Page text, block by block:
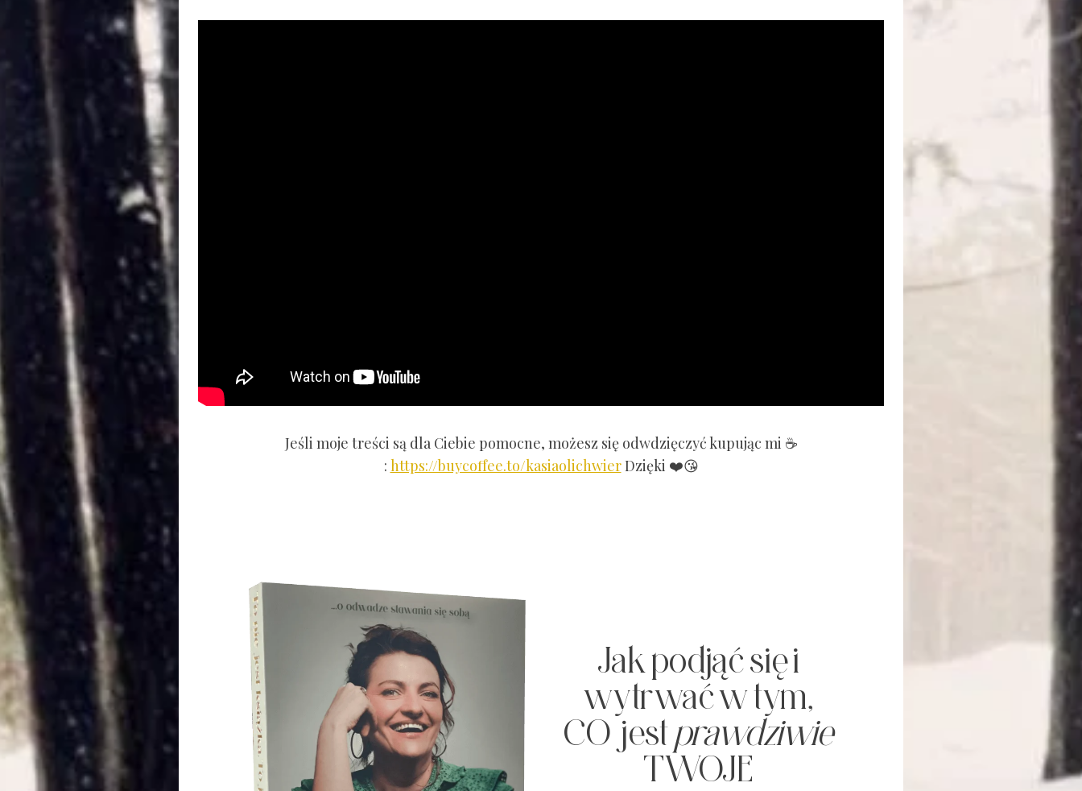
Jeśli moje treści są dla Ciebie pomocne, możesz się odwdzięczyć kupując mi ☕
: https://buycoffee.to/kasiaolichwierDzięki ❤️😘
Jak podjąć się i
wytrwać w tym,
CO jestprawdziwie
TWOJE